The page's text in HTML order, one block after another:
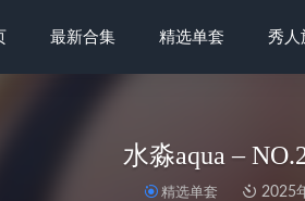
最新合集 精选单套 秀人
水淼aqua –
精选单套 2025